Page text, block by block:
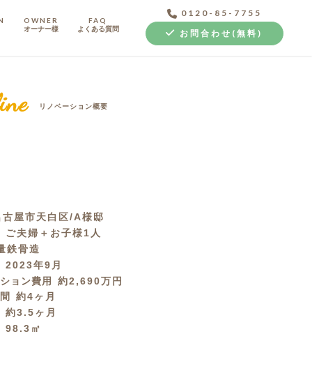
OWNER
オーナー様
FAQ
よくある質問
0120-85-7755
お問合わせ(無料)
リノベーション概要
古屋市天白区/A様邸
ご夫婦＋お子様1人
鉄骨造
2023年9月
ョン費用
約2,690万円
約4ヶ月
約3.5ヶ月
98.3㎡